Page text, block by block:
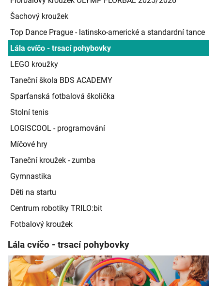
Šachový kroužek
Top Dance Prague - latinsko-americké a standardní tance
Lála cvíčo - trsací pohybovky
LEGO kroužky
Taneční škola BDS ACADEMY
Sparťanská fotbalová školička
Stolní tenis
LOGISCOOL - programování
Míčové hry
Taneční kroužek - zumba
Gymnastika
Děti na startu
Centrum robotiky TRILO:bit
Fotbalový kroužek
Lála cvíčo - trsací pohybovky